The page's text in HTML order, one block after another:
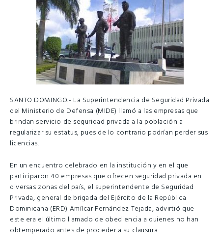
SANTO DOMINGO.- La Superintendencia de Seguridad Privada
del Ministerio de Defensa (MIDE) llamó a las empresas que
brindan servicio de seguridad privada a la población a
regularizar su estatus, pues de lo contrario podrían perder sus
licencias.
En un encuentro celebrado en la institución y en el que
participaron 40 empresas que ofrecen seguridad privada en
diversas zonas del país, el superintendente de Seguridad
Privada, general de brigada del Ejército de la República
Dominicana (ERD) Amílcar Fernández Tejada, advirtió que
este era el último llamado de obediencia a quienes no han
obtemperado antes de proceder a su clausura.